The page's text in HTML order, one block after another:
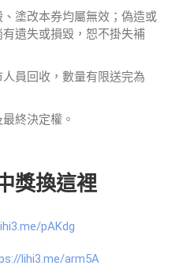
塗改本券均屬無效；偽造或
遺失或損毀，恕不掛失補
員回收，數量有限送完為
終決定權。
獎換這裡
pAKdg
lihi3.me/arm5A